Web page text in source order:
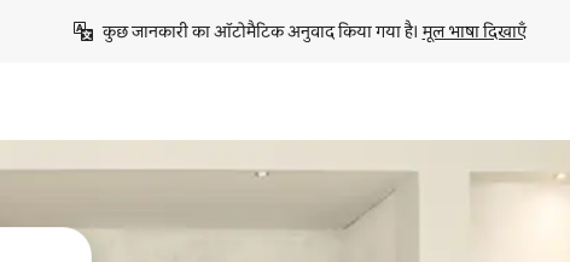
कुछ जानकारी का ऑटोमैटिक अनुवाद किया गया है। मूल भाषा दिखाएँ